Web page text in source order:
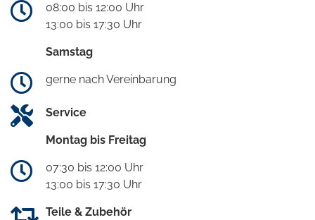
08:00 bis 12:00 Uhr
13:00 bis 17:30 Uhr
Samstag
gerne nach Vereinbarung
Service
Montag bis Freitag
07:30 bis 12:00 Uhr
13:00 bis 17:30 Uhr
Teile & Zubehör